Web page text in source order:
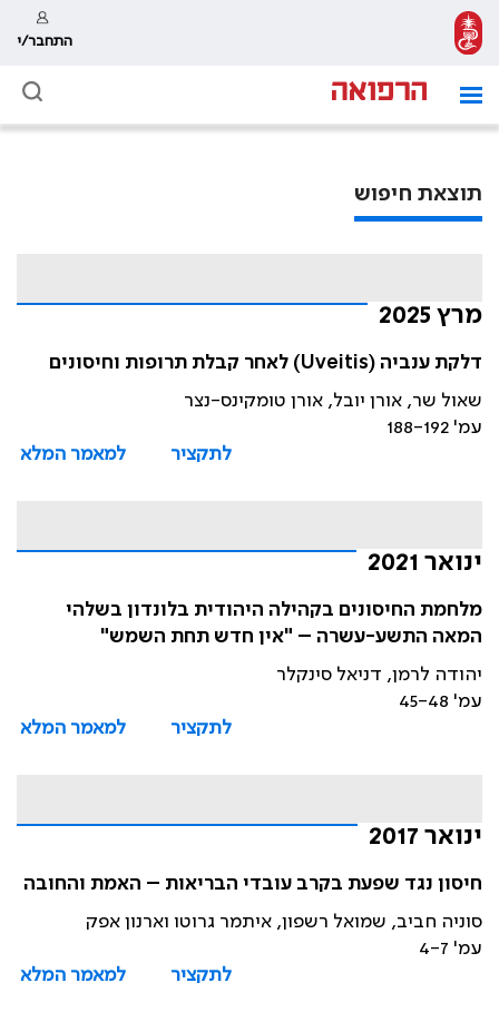
התחבר/י
תוצאת חיפוש
מרץ 2025
דלקת ענביה (Uveitis) לאחר קבלת תרופות וחיסונים
שאול שר, אורן יובל, אורן טומקינס-נצר
עמ' 188-192
לתקציר
למאמר המלא
ינואר 2021
מלחמת החיסונים בקהילה היהודית בלונדון בשלהי
המאה התשע-עשרה – "אין חדש תחת השמש"
יהודה לרמן, דניאל סינקלר
עמ' 45-48
לתקציר
למאמר המלא
ינואר 2017
חיסון נגד שפעת בקרב עובדי הבריאות – האמת והחובה
סוניה חביב, שמואל רשפון, איתמר גרוטו וארנון אפק
עמ' 4-7
לתקציר
למאמר המלא